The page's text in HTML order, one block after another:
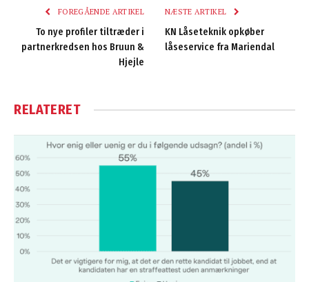
FOREGÅENDE ARTIKEL
To nye profiler tiltræder i
partnerkredsen hos Bruun &
Hjejle
NÆSTE ARTIKEL
KN Låseteknik opkøber
låseservice fra Mariendal
RELATERET